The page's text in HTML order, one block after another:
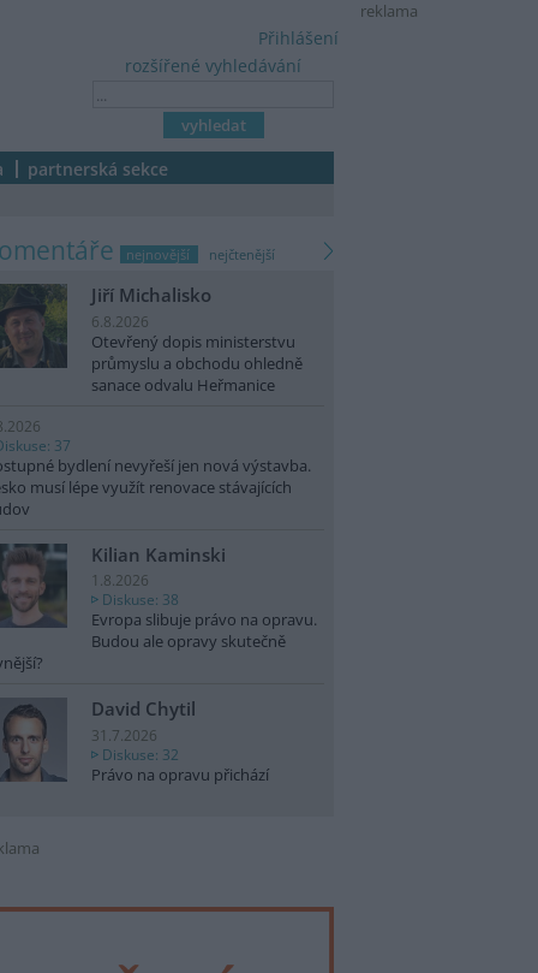
reklama
rozšířené vyhledávání
Přihlášení
partnerská sekce
nejnovější nejčtenější
Jiří Michalisko
6.8.2026
Otevřený dopis ministerstvu
průmyslu a obchodu ohledně
sanace odvalu Heřmanice
37
bydlení nevyřeší jen nová výstavba.
musí lépe využít renovace stávajících
Kilian Kaminski
1.8.2026
Diskuse: 38
Evropa slibuje právo na opravu.
Budou ale opravy skutečně
David Chytil
31.7.2026
Diskuse: 32
Právo na opravu přichází